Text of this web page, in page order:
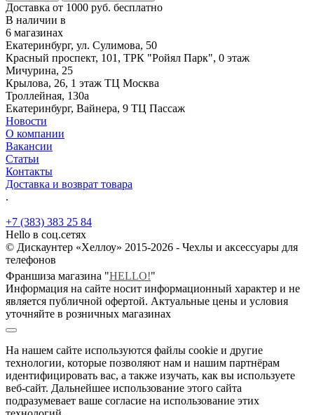
Доставка от 1000 руб. бесплатно
В наличии в
6 магазинах
Екатеринбург, ул. Сулимова, 50
Красный проспект, 101, ТРК "Ройял Парк", 0 этаж
Мичурина, 25
Крылова, 26, 1 этаж ТЦ Москва
Троллейная, 130а
Екатеринбург, Вайнера, 9 ТЦ Пассаж
Новости
О компании
Вакансии
Статьи
Контакты
Доставка и возврат товара
.
+7 (383) 383 25 84
Hello в соц.сетях
© Дискаунтер «Хеллоу» 2015-2026 - Чехлы и аксессуары для
телефонов
Франшиза магазина "HELLO!"
Информация на сайте носит информационный характер и не
является публичной офертой. Актуальные цены и условия
уточняйте в розничных магазинах
На нашем сайте используются файлы cookie и другие
технологии, которые позволяют нам и нашим партнёрам
идентифицировать вас, а также изучать, как вы используете
веб-сайт. Дальнейшее использование этого сайта
подразумевает ваше согласие на использование этих